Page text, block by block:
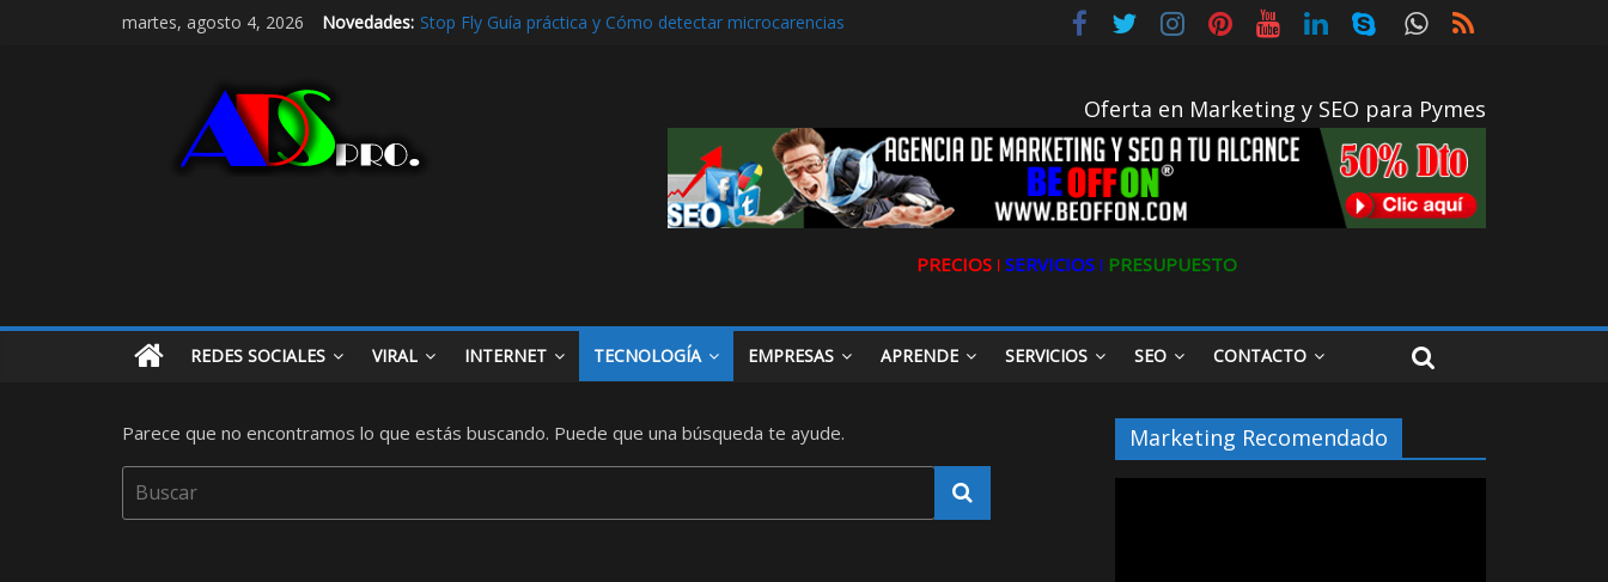
martes, agosto 4, 2026 Novedades:
De hobby a referencia. La historia de Ultravioleta Radio y su impacto en el mundo digital
Oferta en Marketing y SEO para Pymes
PRECIOS ǀ SERVICIOS ǀ PRESUPUESTO
REDES SOCIALES VIRAL INTERNET TECNOLOGÍA EMPRESAS APRENDE SERVICIOS SEO CONTACTO
Parece que no encontramos lo que estás buscando. Puede que una búsqueda te ayude. Marketing Recomendado